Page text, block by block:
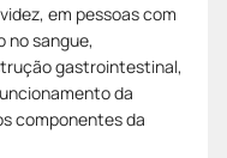
em pessoas com
no sangue,
gastrointestinal,
da
componentes da